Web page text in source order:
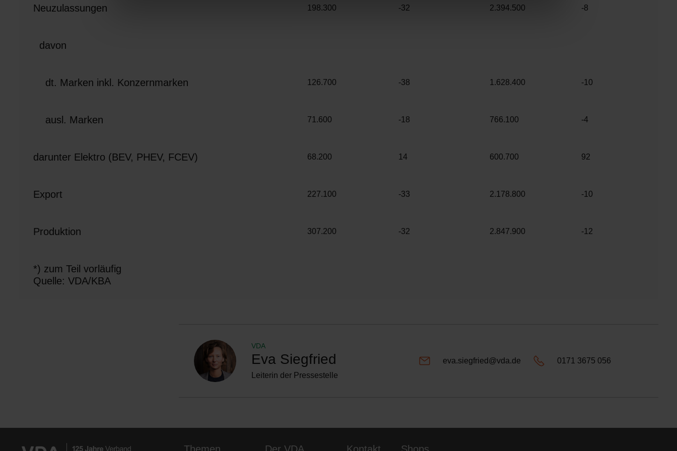
Neuzulassungen 198.300 -32 2.394.500 -8
davon
dt. Marken inkl. Konzernmarken 126.700 -38 1.628.400 -10
ausl. Marken 71.600 -18 766.100 -4
darunter Elektro (BEV, PHEV, FCEV) 68.200 14 600.700 92
Export 227.100 -33 2.178.800 -10
Produktion 307.200 -32 2.847.900 -12
*) zum Teil vorläufig
Quelle: VDA/KBA
VDA
Eva Siegfried
Leiterin der Pressestelle
eva.siegfried@vda.de 0171 3675 056